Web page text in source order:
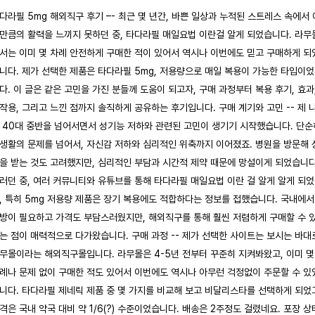
라필 5mg 해외직구 후기 –- 최근 몇 년간, 바쁜 일상과 누적된 스트레스 속에서
큼의 활력을 느끼지 못하던 중, 타다라필 매일요법 이란걸 알게 되었습니다. 라무
는 이미 몇 차례 안전하게 구매한 적이 있어서 역시나 이번에도 믿고 구매하게 되
다. 제가 선택한 제품은 타다라필 5mg, 저용량으로 매일 복용이 가능한 타입이
. 이 글은 같은 고민을 가진 분들께 도움이 되고자, 구매 과정부터 복용 후기, 효과,
용, 그리고 느낀 점까지 솔직하게 공유하는 후기입니다. 구매 계기와 고민 -- 제
40대 중반을 넘어서면서 성기능 저하와 관련된 고민이 생기기 시작했습니다. 단순
활의 문제를 넘어서, 자신감 저하와 심리적인 위축까지 이어졌죠. 병원을 방문해
받는 것도 고려했지만, 심리적인 부담과 시간적 제약 때문에 망설이게 되었습니
던 중, 여러 커뮤니티와 유튜브를 통해 타다라필 매일요법 이란 걸 알게 알게 되었
특히 5mg 저용량 제품은 장기 복용에도 적합하다는 정보를 접했습니다. 국내에
이 필요하고 가격도 부담스러웠지만, 해외직구를 통해 훨씬 저렴하게 구매할 수
점이 매력적으로 다가왔습니다. 구매 과정 -- 제가 선택한 사이트는 보시는 바대
몰이라는 해외직구몰입니다. 라무몰은 4-5년 전부터 꾸준히 지켜봐왔고, 이미 몇
나 문제 없이 구매한 적도 있어서 이번에도 역시나 아무런 걱정없이 주문할 수 있
다. 타다라필 제네릭 제품 중 몇 가지를 비교해 보고 비달리스타를 선택하게 되었
은 국내 약국 대비 약 1/6(?) 수준이었습니다. 배송은 2주정도 걸렸네요. 포장 상